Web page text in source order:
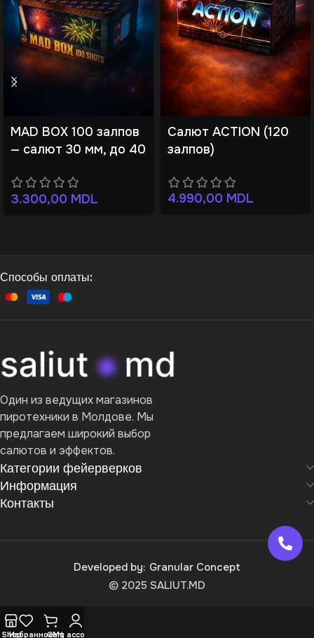
MAD BOX 100 залпов
— салют 30 мм, до 40
3.300,00 MDL
Салют ACTION (120
залпов)
4.990,00 MDL
Способы оплаты:
Один из ведущих магазинов
пиротехники в Молдове. Мы
предлагаем широкий выбор
салютов и эффектов.
Категории фейерверков
Информация
Контакты
© 2025 SALIUT.MD
Developed by: Granular Concept
Shop
ИзбранноеCart
My account